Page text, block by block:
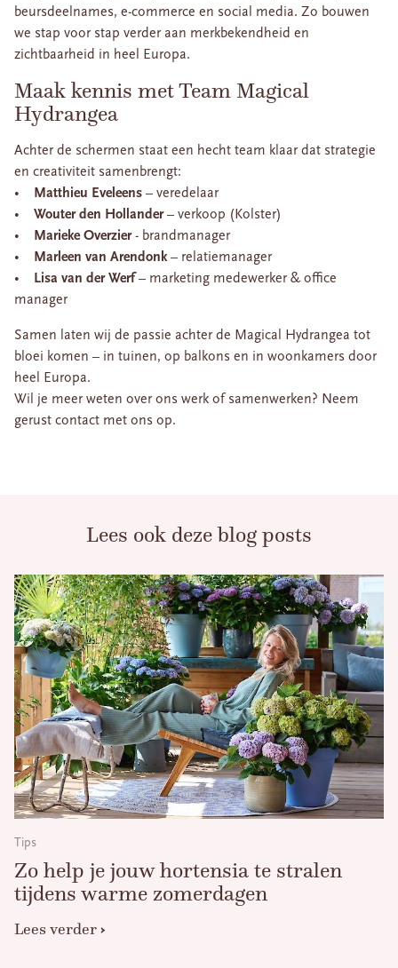
beursdeelnames, e-commerce en social media. Zo bouwen
we stap voor stap verder aan merkbekendheid en
zichtbaarheid in heel Europa.
Maak kennis met Team Magical
Hydrangea
Achter de schermen staat een hecht team klaar dat strategie
en creativiteit samenbrengt:
•
Matthieu Eveleens – veredelaar
• Wouter den Hollander– verkoop (Kolster)
•
Marieke Overzier- brandmanager
•
Marleen van Arendonk– relatiemanager
•
Lisa van der Werf– marketing medewerker & office
manager
Samen laten wij de passie achter de Magical Hydrangea tot
bloei komen – in tuinen, op balkons en in woonkamers door
heel Europa.
Wil je meer weten over ons werk of samenwerken? Neem
gerust contact met ons op.
Lees ook deze blog posts
Tips
Zo help je jouw hortensia te stralen
tijdens warme zomerdagen
Lees verder